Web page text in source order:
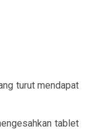
turut mendapat
tablet